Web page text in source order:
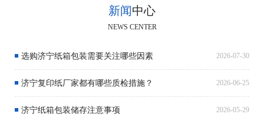
新闻中心
NEWS CENTER
选购济宁纸箱包装需要关注哪些因素 2026-07-30
济宁复印纸厂家都有哪些质检措施？ 2026-06-25
济宁纸箱包装储存注意事项 2026-05-29